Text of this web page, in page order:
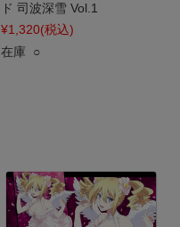
ド 司波深雪 Vol.1
¥1,320(税込)
在庫 ○